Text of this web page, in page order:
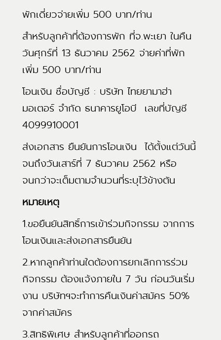
พักเดี่ยวจ่ายเพิ่ม 500 บาท/ท่าน
สำหรับลูกค้าที่ต้องการพัก ที่จ.พะเยา ในคืน
วันศุกร์ที่ 13 ธันวาคม 2562 จ่ายค่าที่พัก
เพิ่ม 500 บาท/ท่าน
โอนเงิน ชื่อบัญชี : บริษัท ไทยยามาฮ่า
มอเตอร์ จำกัด ธนาคารยูโอบี เลขที่บัญชี
4099910001
ส่งเอกสาร ยืนยันการโอนเงิน ได้ตั้งแต่วันนี้
จนถึงวันเสาร์ที่ 7 ธันวาคม 2562 หรือ
จนกว่าจะเต็มตามจำนวนที่ระบุไว้ข้างตัน
หมายเหตุ
1.ขอยืนยันสิทธิ์การเข้าร่วมกิจกรรม จากการ
โอนเงินและส่งเอกสารยืนยัน
2.หากลูกค้าท่านใดต้องการยกเลิกการร่วม
กิจกรรม ต้องแจ้งภายใน 7 วัน ก่อนวันเริ่ม
งาน บริษัทฯจะทำการคืนเงินค่าสมัคร 50%
จากค่าสมัคร
3.สิทธิพิเศษ สำหรับลูกค้าที่ออกรถ